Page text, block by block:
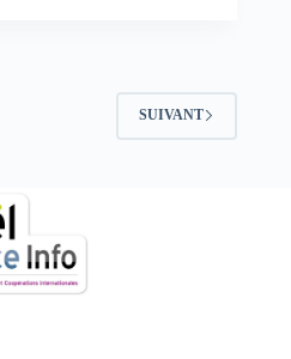
SUIVANT